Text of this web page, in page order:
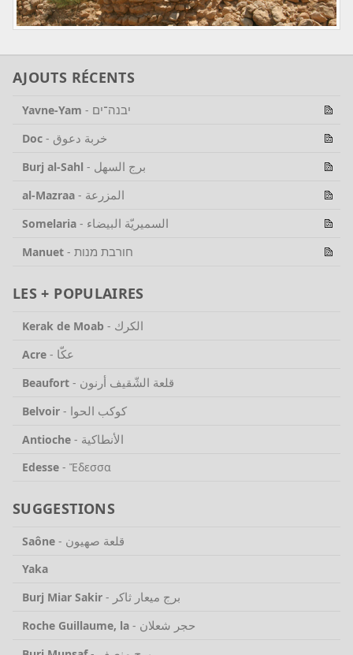
AJOUTS RÉCENTS
Yavne-Yam - יבנה־ים
Doc - خربة دعوق
Burj al-Sahl - برج السهل
al-Mazraa - المزرعة
Somelaria - السميريّة البيضاء
Manuet - חורבת מנות
LES + POPULAIRES
Kerak de Moab - الكرك
Acre - عكّا
Beaufort - قلعة الشّقيف أرنون
Belvoir - كوكب الحوا
Antioche - الأنطاكية
Edesse - Ἔδεσσα
SUGGESTIONS
Saône - قلعة صهيون
Yaka
Burj Miar Sakir - برج ميعار ثاكر
Roche Guillaume, la - حجر شعلان